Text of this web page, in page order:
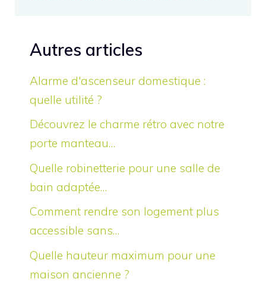
Autres articles
Alarme d'ascenseur domestique :
quelle utilité ?
Découvrez le charme rétro avec notre
porte manteau…
Quelle robinetterie pour une salle de
bain adaptée…
Comment rendre son logement plus
accessible sans…
Quelle hauteur maximum pour une
maison ancienne ?